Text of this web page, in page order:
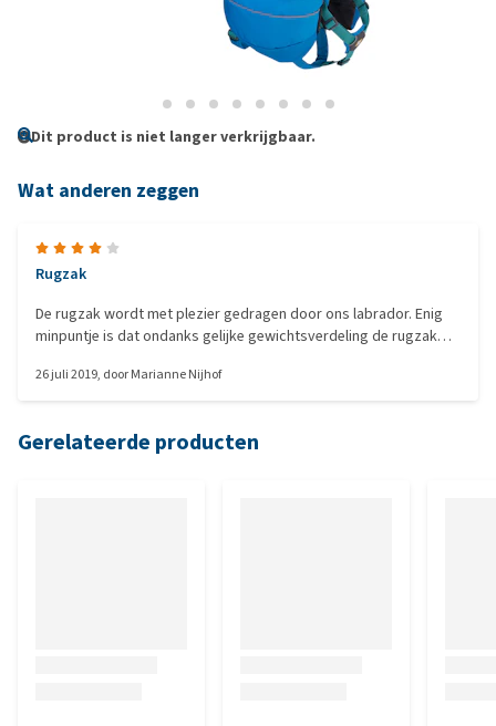
Dit product is niet langer verkrijgbaar.
Wat anderen zeggen
Rugzak
De rugzak wordt met plezier gedragen door ons labrador. Enig
minpuntje is dat ondanks gelijke gewichtsverdeling de rugzak
26 juli 2019, doorMarianne Nijhof
Gerelateerde producten